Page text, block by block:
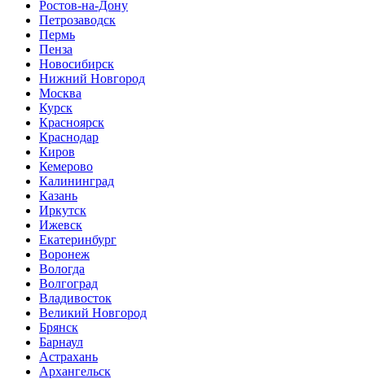
Ростов-на-Дону
Петрозаводск
Пермь
Пенза
Новосибирск
Нижний Новгород
Москва
Курск
Красноярск
Краснодар
Киров
Кемерово
Калининград
Казань
Иркутск
Ижевск
Екатеринбург
Воронеж
Вологда
Волгоград
Владивосток
Великий Новгород
Брянск
Барнаул
Астрахань
Архангельск